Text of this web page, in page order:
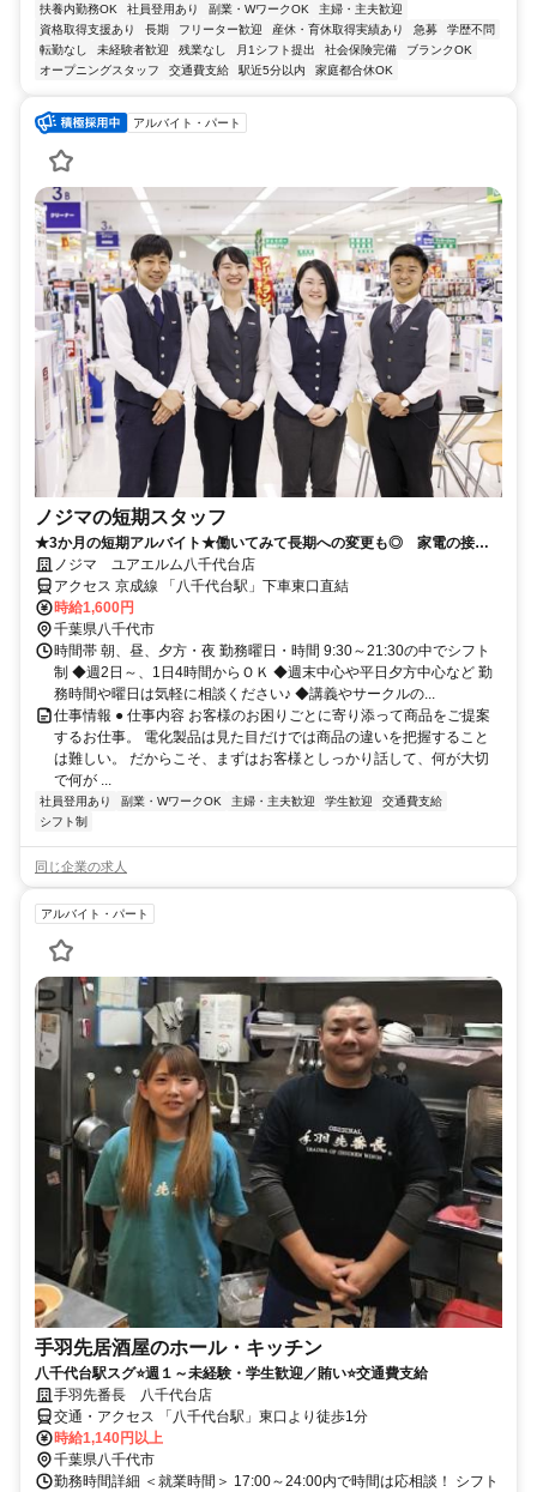
扶養内勤務OK 社員登用あり 副業・WワークOK
主婦・主夫歓迎
資格取得支援あり
長期 フリーター歓迎 産休・育休取得実績あり 急募
学歴不問
転勤なし
未経験者歓迎 残業なし 月1シフト提出 社会保険完備
ブランクOK
オープニングスタッフ
交通費支給 駅近5分以内 家庭都合休OK
アルバイト・パート
ノジマの短期スタッフ
★3か月の短期アルバイト★働いてみて長期への変更も◎ 家電の接客
のお仕事です！
ノジマ ユアエルム八千代台店
アクセス 京成線 「八千代台駅」下車東口直結
時給1,600円
千葉県八千代市
時間帯 朝、昼、夕方・夜 勤務曜日・時間 9:30～21:30の中でシフト
制 ◆週2日～、1日4時間からＯＫ ◆週末中心や平日夕方中心など 勤
務時間や曜日は気軽に相談ください♪ ◆講義やサークルの...
仕事情報 ● 仕事内容 お客様のお困りごとに寄り添って商品をご提案
するお仕事。 電化製品は見た目だけでは商品の違いを把握すること
は難しい。 だからこそ、まずはお客様としっかり話して、何が大切
で何が ...
社員登用あり 副業・WワークOK 主婦・主夫歓迎 学生歓迎
交通費支給
シフト制
同じ企業の求人
アルバイト・パート
手羽先居酒屋のホール・キッチン
八千代台駅スグ⭐週１～未経験・学生歓迎／賄い⭐交通費支給
手羽先番長 八千代台店
交通・アクセス 「八千代台駅」東口より徒歩1分
時給1,140円以上
千葉県八千代市
勤務時間詳細 ＜就業時間＞ 17:00～24:00内で時間は応相談！ シフト